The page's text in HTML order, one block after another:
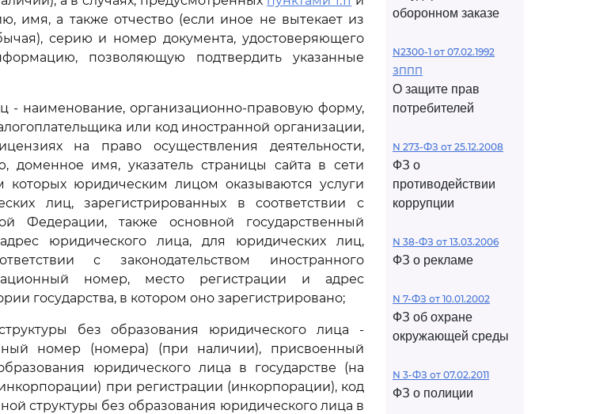
имя, а также отчество (если иное не вытекает из
серию и номер документа, удостоверяющего
позволяющую подтвердить указанные
- наименование, организационно-правовую форму,
или код иностранной организации,
на право осуществления деятельности,
доменное имя, указатель страницы сайта в сети
которых юридическим лицом оказываются услуги
лиц, зарегистрированных в соответствии с
Федерации, также основной государственный
юридического лица, для юридических лиц,
с законодательством иностранного
номер, место регистрации и адрес
государства, в котором оно зарегистрировано;
без образования юридического лица -
номер (номера) (при наличии), присвоенный
юридического лица в государстве (на
при регистрации (инкорпорации), код
структуры без образования юридического лица в
оборонном заказе
N2300-1 от 07.02.1992
ЗППП
О защите прав
потребителей
N 273-ФЗ от 25.12.2008
ФЗ о
противодействии
коррупции
N 38-ФЗ от 13.03.2006
ФЗ о рекламе
N 7-ФЗ от 10.01.2002
ФЗ об охране
окружающей среды
N 3-ФЗ от 07.02.2011
ФЗ о полиции